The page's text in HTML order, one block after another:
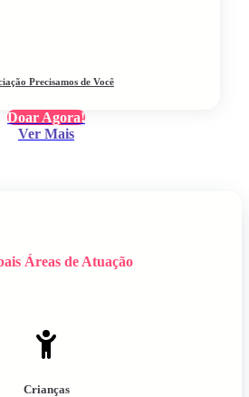
Precisamos de Você
Doar Agora!
Ver Mais
Áreas de Atuação
Crianças